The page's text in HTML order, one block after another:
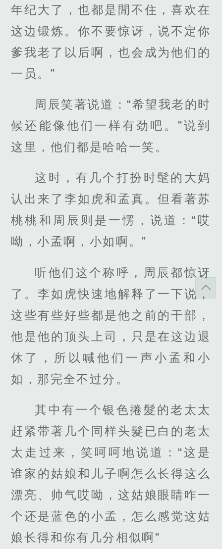
年纪大了，也都是閒不住，喜欢在
这边锻炼。你不要惊讶，说不定你
爹我老了以后啊，也会成为他们的
一员。”
周辰笑著说道：“希望我老的时
候还能像他们一样有劲吧。”说到
这里，他们都是哈哈一笑。
这时，有几个打扮时髦的大妈
认出来了李如虎和孟真。但看著苏
桃桃和周辰则是一愣，说道：“哎
呦，小孟啊，小如啊。”
听他们这个称呼，周辰都惊讶
了。李如虎快速地解释了一下说，
这些有些好些都是他之前的干部，
他是他的顶头上司，只是在这边退
休了，所以喊他们一声小孟和小
如，那完全不过分。
其中有一个银色捲髮的老太太
赶紧带著几个同样头髮已白的老太
太走过来，笑呵呵地说道：“这是
谁家的姑娘和儿子啊怎么长得这么
漂亮、帅气哎呦，这姑娘眼睛咋一
个还是蓝色的小孟，怎么感觉这姑
娘长得和你有几分相似啊”